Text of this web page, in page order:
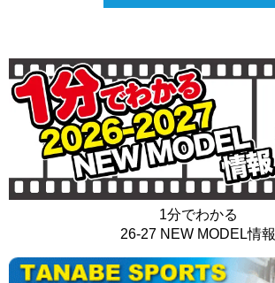
1分でわかる
26-27 NEW MODEL情報